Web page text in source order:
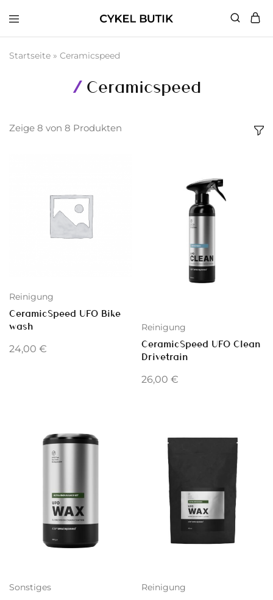
Butik
Startseite » Ceramicspeed
Ceramicspeed
Zeige 8 von 8 Produkten
Reinigung
CeramicSpeed UFO Bike
wash
24,00 €
Reinigung
CeramicSpeed UFO Clean
Drivetrain
26,00 €
Sonstiges Reinigung